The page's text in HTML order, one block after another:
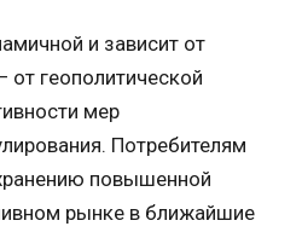
и зависит от
геополитической
мер
Потребителям
повышенной
рынке в ближайшие